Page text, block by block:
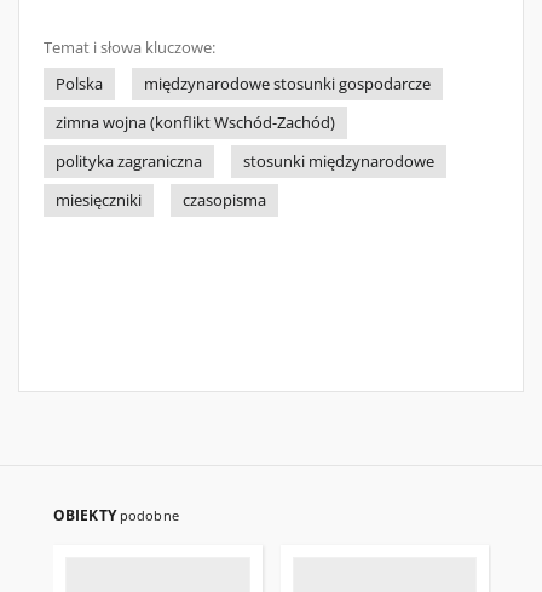
Temat i słowa kluczowe:
Polska
międzynarodowe stosunki gospodarcze
zimna wojna (konflikt Wschód-Zachód)
polityka zagraniczna
stosunki międzynarodowe
miesięczniki
czasopisma
OBIEKTY podobne